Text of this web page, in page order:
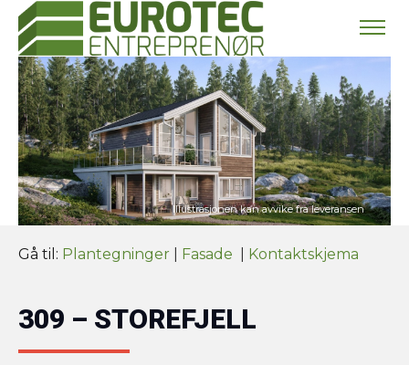
Gå til: Plantegninger Fasade Kontaktskjema
309 – STOREFJELL